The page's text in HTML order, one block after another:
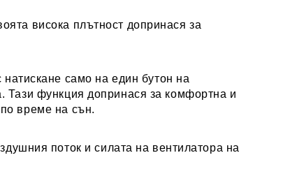
висока плътност допринася за
само на един бутон на
Тази функция допринася за комфортна и
време на сън.
поток и силата на вентилатора на